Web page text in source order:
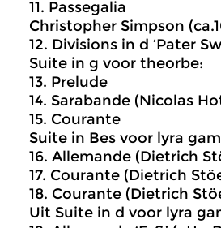
11. Passegalia
Christopher Simpson
12. Divisions in d ‘Pater
Suite in g voor theorbe:
13. Prelude
14. Sarabande (Nicolas
15. Courante
Suite in Bes voor lyra
16. Allemande (Dietrich
17. Courante (Dietrich
18. Courante (Dietrich
Uit Suite in d voor lyra